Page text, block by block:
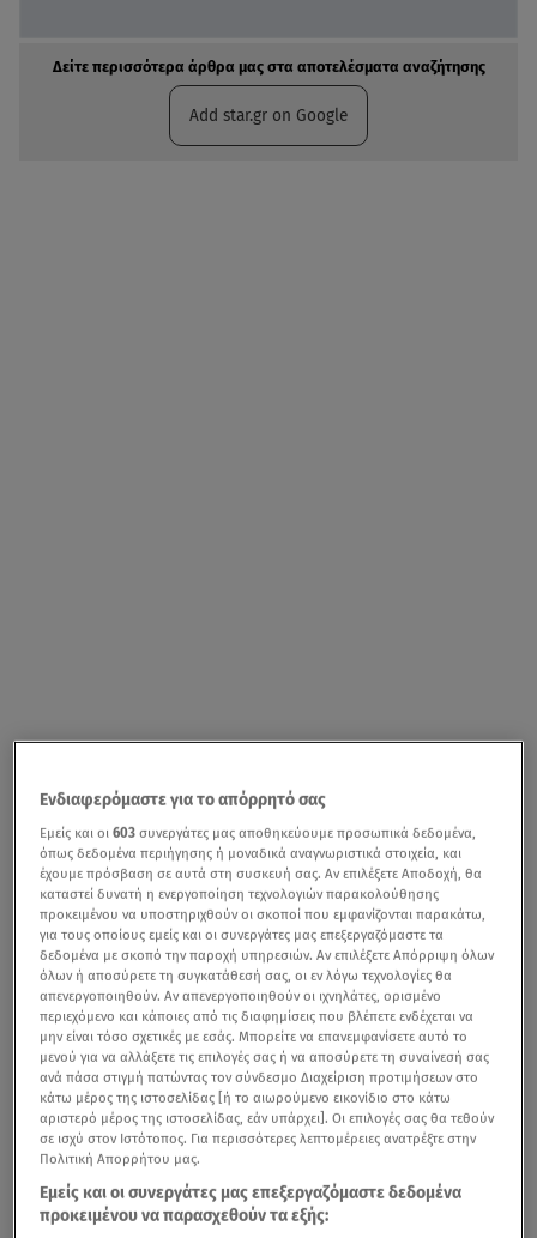
Δείτε περισσότερα άρθρα μας στα αποτελέσματα αναζήτησης
Add star.gr on Google
Ενδιαφερόμαστε για το απόρρητό σας
Εμείς και οι603 συνεργάτες μας αποθηκεύουμε προσωπικά δεδομένα,
όπως δεδομένα περιήγησης ή μοναδικά αναγνωριστικά στοιχεία, και
έχουμε πρόσβαση σε αυτά στη συσκευή σας. Αν επιλέξετε Αποδοχή, θα
καταστεί δυνατή η ενεργοποίηση τεχνολογιών παρακολούθησης
προκειμένου να υποστηριχθούν οι σκοποί που εμφανίζονται παρακάτω,
για τους οποίους εμείς και οι συνεργάτες μας επεξεργαζόμαστε τα
δεδομένα με σκοπό την παροχή υπηρεσιών. Αν επιλέξετε Απόρριψη όλων
όλων ή αποσύρετε τη συγκατάθεσή σας, οι εν λόγω τεχνολογίες θα
απενεργοποιηθούν. Αν απενεργοποιηθούν οι ιχνηλάτες, ορισμένο
περιεχόμενο και κάποιες από τις διαφημίσεις που βλέπετε ενδέχεται να
μην είναι τόσο σχετικές με εσάς. Μπορείτε να επανεμφανίσετε αυτό το
μενού για να αλλάξετε τις επιλογές σας ή να αποσύρετε τη συναίνεσή σας
ανά πάσα στιγμή πατώντας τον σύνδεσμο Διαχείριση προτιμήσεων στο
κάτω μέρος της ιστοσελίδας [ή το αιωρούμενο εικονίδιο στο κάτω
αριστερό μέρος της ιστοσελίδας, εάν υπάρχει]. Οι επιλογές σας θα τεθούν
σε ισχύ στον Ιστότοπος. Για περισσότερες λεπτομέρειες ανατρέξτε στην
Πολιτική Απορρήτου μας.
Εμείς και οι συνεργάτες μας επεξεργαζόμαστε δεδομένα
προκειμένου να παρασχεθούν τα εξής: